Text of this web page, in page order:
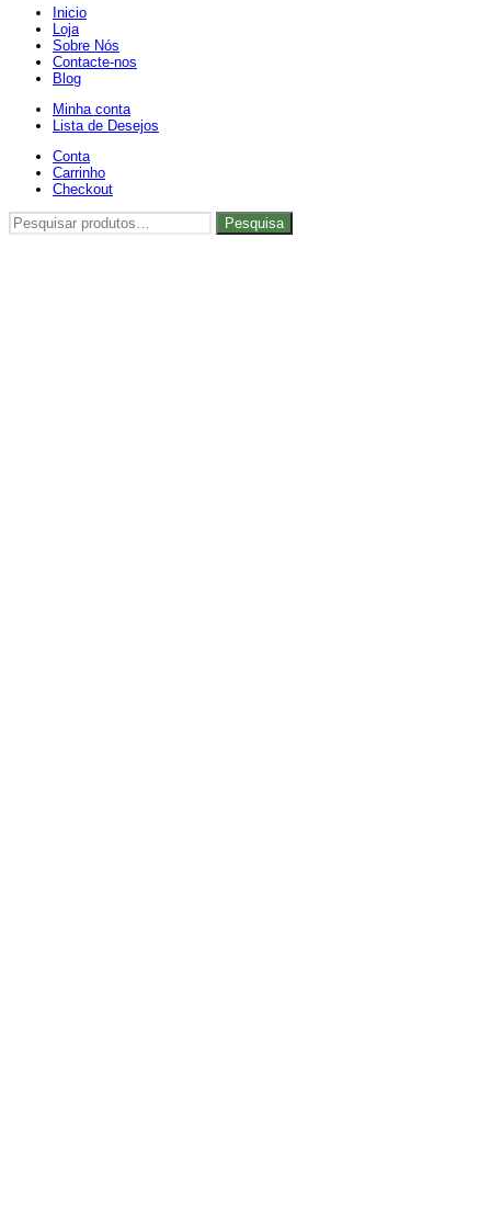
Inicio
Loja
Sobre Nós
Contacte-nos
Blog
Minha conta
Lista de Desejos
Conta
Carrinho
Checkout
Pesquisar
por:
Pesquisa